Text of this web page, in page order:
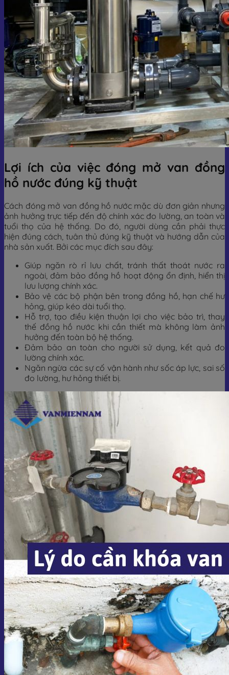
Lợi ích của việc đóng mở van đồng
hồ nước đúng kỹ thuật
Cách đóng mở van đồng hồ nước mặc dù đơn giản nhưng
ảnh hưởng trực tiếp đến độ chính xác đo lường, an toàn và
tuổi thọ của hệ thống. Do đó, người dùng cần phải thực
hiện đúng cách, tuân thủ đúng kỹ thuật và hướng dẫn của
nhà sản xuất. Bởi các mục đích sau đây:
Giúp ngăn rò rỉ lưu chất, tránh thất thoát nước ra
ngoài, đảm bảo đồng hồ hoạt động ổn định, hiển thị
lưu lượng chính xác.
Bảo vệ các bộ phận bên trong đồng hồ, hạn chế hư
hỏng, giúp kéo dài tuổi thọ.
Hỗ trợ, tạo điều kiện thuận lợi cho việc bảo trì, thay
thế đồng hồ nước khi cần thiết mà không làm ảnh
hưởng đến toàn bộ hệ thống.
Đảm bảo an toàn cho người sử dụng, kết quả đo
lường chính xác.
Ngăn ngừa các sự cố vận hành như sốc áp lực, sai số
đo lường, hư hỏng thiết bị.